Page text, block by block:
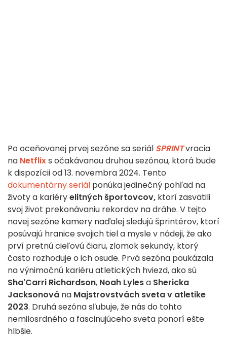
Po oceňovanej prvej sezóne sa seriál SPRINTvracia
na Netflixs očakávanou druhou sezónou, ktorá bude
k dispozícii od 13. novembra 2024. Tento
dokumentárny seriál ponúka jedinečný pohľad na
životy a kariéryelitných športovcov, ktorí zasvätili
svoj život prekonávaniu rekordov na dráhe. V tejto
novej sezóne kamery naďalej sledujú šprintérov, ktorí
posúvajú hranice svojich tiel a mysle v nádeji, že ako
prví pretnú cieľovú čiaru, zlomok sekundy, ktorý
často rozhoduje o ich osude. Prvá sezóna poukázala
na výnimočnú kariéru atletických hviezd, ako sú
Sha'Carri Richardson, Noah Lylesa Shericka
Jacksonová na Majstrovstvách sveta v atletike
2023. Druhá sezóna sľubuje, že nás do tohto
nemilosrdného a fascinujúceho sveta ponorí ešte
hlbšie.